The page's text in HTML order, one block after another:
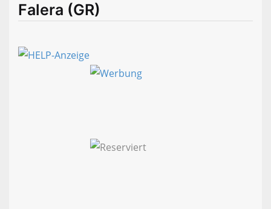
Falera (GR)